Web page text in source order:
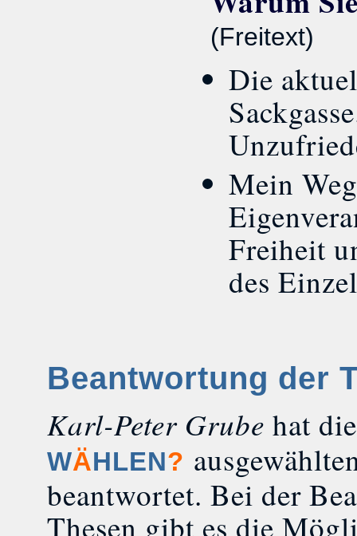
(Freitext)
Die
Mein
Freiheit
des
Beantwortung der
Karl-Peter Grube hat
WÄHLEN?
beantwortet. Bei der
Thesen gibt es die